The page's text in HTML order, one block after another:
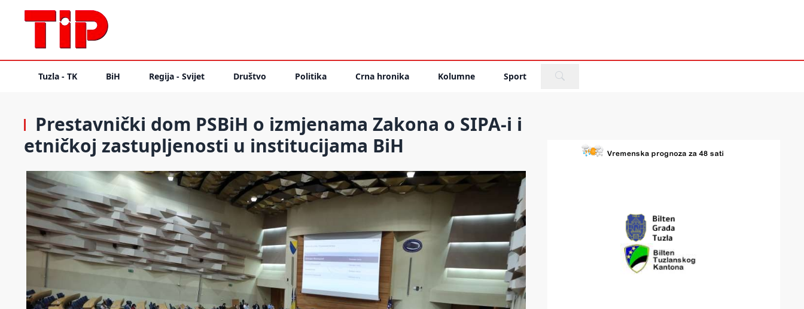
Tuzla - TK BiH Regija - Svijet Društvo Politika Crna hronika Kolumne Sport
Prestavnički dom PSBiH o izmjenama Zakona o SIPA-i i
etničkoj zastupljenosti u institucijama BiH